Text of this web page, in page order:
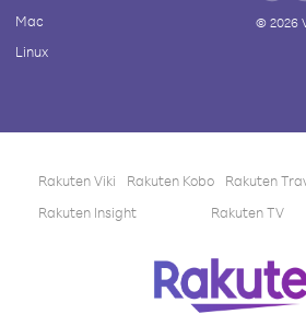
Mac
Linux
© 2026
Rakuten Viki Rakuten Kobo Rakuten
Rakuten Insight
Rakuten TV